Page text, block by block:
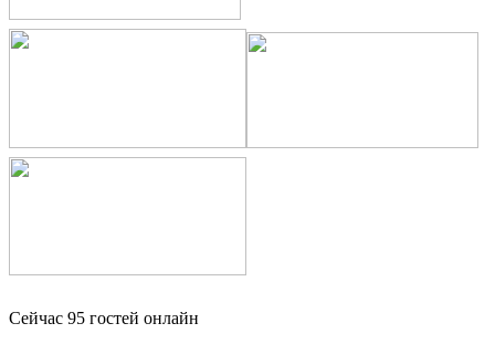
Сейчас 95 гостей онлайн